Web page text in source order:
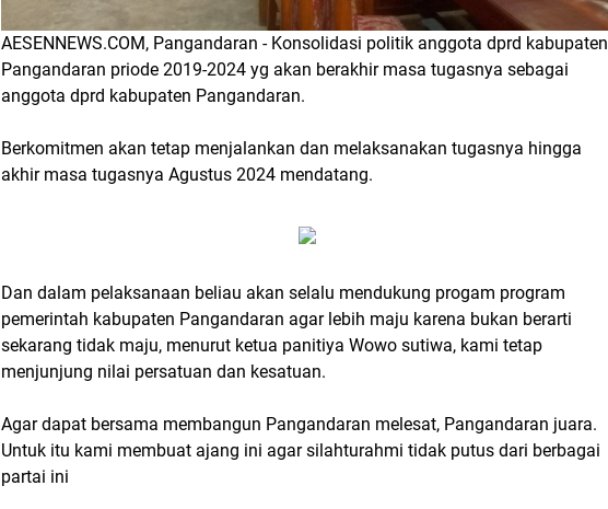
AESENNEWS.COM, Pangandaran - Konsolidasi politik anggota dprd kabupaten
Pangandaran priode 2019-2024 yg akan berakhir masa tugasnya sebagai
anggota dprd kabupaten Pangandaran.
Berkomitmen akan tetap menjalankan dan melaksanakan tugasnya hingga
akhir masa tugasnya Agustus 2024 mendatang.
Dan dalam pelaksanaan beliau akan selalu mendukung progam program
pemerintah kabupaten Pangandaran agar lebih maju karena bukan berarti
sekarang tidak maju, menurut ketua panitiya Wowo sutiwa, kami tetap
menjunjung nilai persatuan dan kesatuan.
Agar dapat bersama membangun Pangandaran melesat, Pangandaran juara.
Untuk itu kami membuat ajang ini agar silahturahmi tidak putus dari berbagai
partai ini